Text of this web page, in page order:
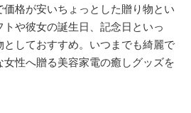
格が安いちょっとした贈り物とい
や彼女の誕生日、記念日といっ
しておすすめ。いつまでも綺麗で
性へ贈る美容家電の癒しグッズを